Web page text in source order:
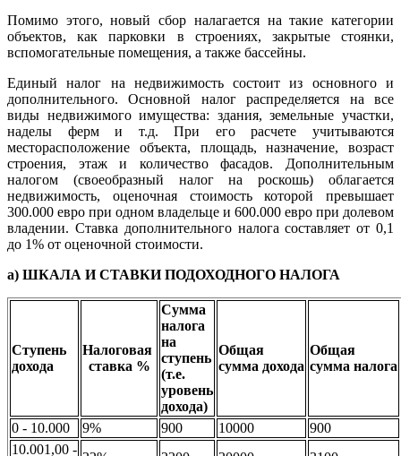
Помимо этого, новый сбор налагается на такие категории
объектов, как парковки в строениях, закрытые стоянки,
вспомогательные помещения, а также бассейны.
Единый налог на недвижимость состоит из основного и
дополнительного. Основной налог распределяется на все
виды недвижимого имущества: здания, земельные участки,
наделы ферм и т.д. При его расчете учитываются
месторасположение объекта, площадь, назначение, возраст
строения, этаж и количество фасадов. Дополнительным
налогом (своеобразный налог на роскошь) облагается
недвижимость, оценочная стоимость которой превышает
300.000 евро при одном владельце и 600.000 евро при долевом
владении. Ставка дополнительного налога составляет от 0,1
до 1% от оценочной стоимости.
а) ШКАЛА И СТАВКИ ПОДОХОДНОГО НАЛОГА
Ступень
дохода
Налоговая
ставка %
Сумма
налога
на
ступень
(т.е.
уровень
дохода)
Общая
сумма дохода
Общая
сумма налога
0 - 10.000 9% 900 10000
900
10.001,00 -